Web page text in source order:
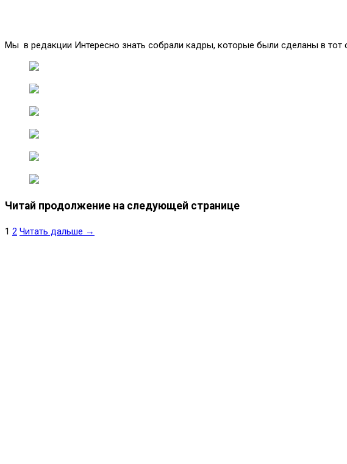
Мы в редакции Интересно знать собрали кадры, которые были сделаны в
Читай продолжение на следующей странице
1 2 Читать дальше →